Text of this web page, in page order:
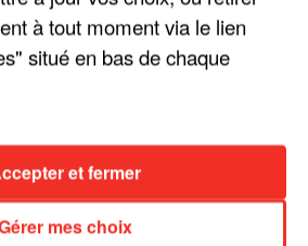
à tout moment via le lien
situé en bas de chaque
mes choix
et fermer